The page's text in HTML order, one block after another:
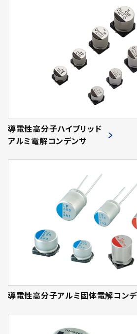
導電性高分子ハイブリッド
アルミ電解コンデンサ
導電性高分子アルミ固体電解コン